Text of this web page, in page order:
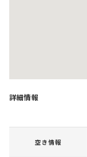
詳細情報
空き情報